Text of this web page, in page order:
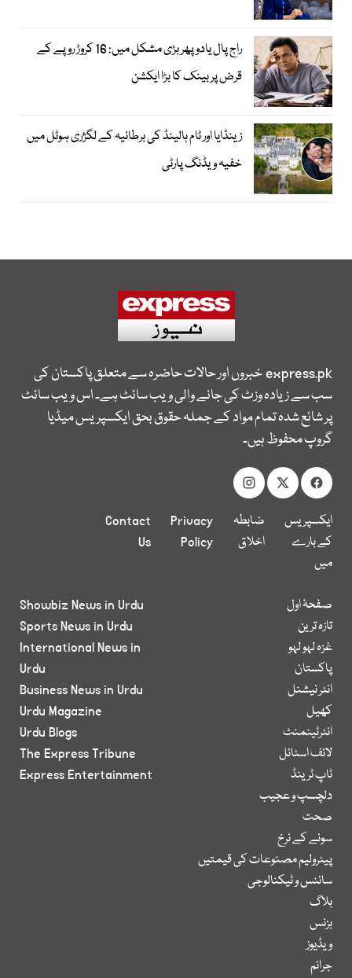
راج پال یادو پھر بڑی مشکل میں: 16 کروڑ روپے کے
قرض پر بینک کا بڑا ایکشن
زینڈایا اور ٹام ہالینڈ کی برطانیہ کے لگژری ہوٹل میں
خفیہ ویڈنگ پارٹی
express.pkخبروں اور حالات حاضرہ سے متعلق پاکستان کی
سب سے زیادہ وزٹ کی جانے والی ویب سائٹ ہے۔ اس ویب سائٹ
پر شائع شدہ تمام مواد کے جملہ حقوق بحق ایکسپریس میڈیا
گروپ محفوظ ہیں۔
ایکسپریس
کے بارے
میں
ضابطہ
اخلاق
Privacy
Policy
Contact
Us
صفحۂ اول
تازہ ترین
غزہ لہو لہو
پاکستان
انٹر نیشنل
کھیل
انٹرٹینمنٹ
لائف اسٹائل
ٹاپ ٹرینڈ
دلچسپ و عجیب
صحت
سونے کے نرخ
پیٹرولیم مصنوعات کی قیمتیں
سائنس و ٹیکنالوجی
بلاگ
بزنس
ویڈیوز
جرائم
Showbiz News in Urdu
Sports News in Urdu
International News in
Urdu
Business News in Urdu
Urdu Magazine
Urdu Blogs
The Express Tribune
Express Entertainment